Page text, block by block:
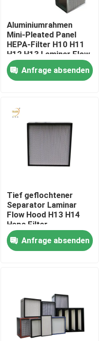
Aluminiumrahmen
Mini-Pleated Panel
HEPA-Filter H10 H11
H12 H13 Laminar Flow
Hood Hepa-Filter
Anfrage absenden
Tief geflochtener
Separator Laminar
Flow Hood H13 H14
Hepa Filter
Anfrage absenden